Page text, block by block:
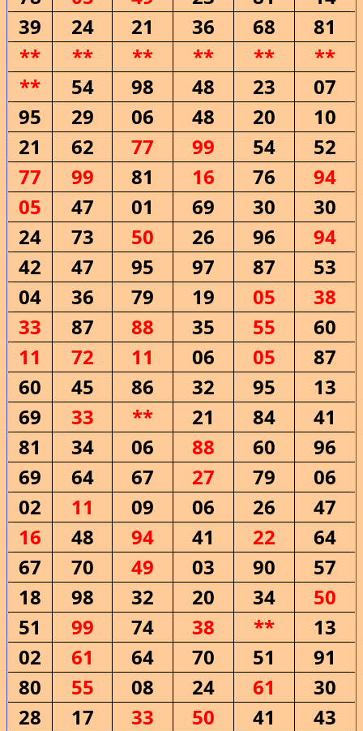
39
24 21 36 68
81
**
** ** ** **
**
**
54 98 48 23
07
95
29 06 48 20
10
21
62 77 99 54
52
77
99 81 16 76
94
05
47 01 69 30
30
24
73 50 26 96
94
42
47 95 97 87
53
04
36 79 19 05
38
33
87 88 35 55
60
11
72 11 06 05
87
60
45 86 32 95
13
69
33 ** 21 84
41
81
34 06 88 60
96
69
64 67 27 79
06
02
11 09 06 26
47
16
48 94 41 22
64
67
70 49 03 90
57
18
98 32 20 34
50
51
99 74 38 **
13
02
61 64 70 51
91
80
55 08 24 61
30
28
17 33 50 41
43